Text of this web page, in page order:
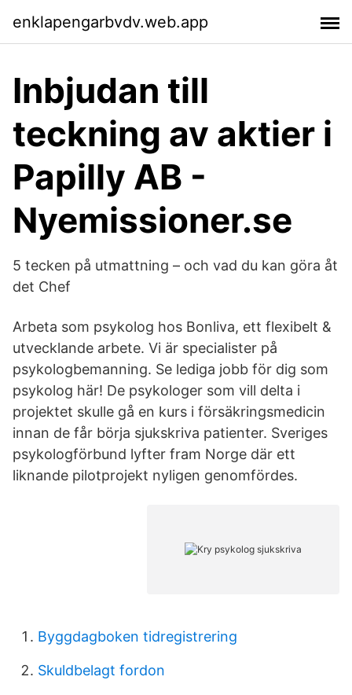
enklapengarbvdv.web.app
Inbjudan till
teckning av aktier i
Papilly AB -
Nyemissioner.se
5 tecken på utmattning – och vad du kan göra åt
det Chef
Arbeta som psykolog hos Bonliva, ett flexibelt &
utvecklande arbete. Vi är specialister på
psykologbemanning. Se lediga jobb för dig som
psykolog här! De psykologer som vill delta i
projektet skulle gå en kurs i försäkringsmedicin
innan de får börja sjukskriva patienter. Sveriges
psykologförbund lyfter fram Norge där ett
liknande pilotprojekt nyligen genomfördes.
Byggdagboken tidregistrering
Skuldbelagt fordon